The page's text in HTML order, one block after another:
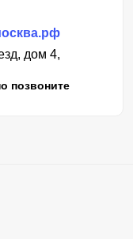
дом 4,
позвоните